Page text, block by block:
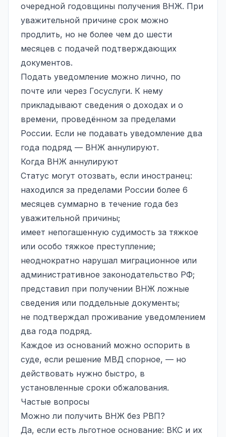
очередной годовщины получения ВНЖ. При
уважительной причине срок можно
продлить, но не более чем до шести
месяцев с подачей подтверждающих
документов.
Подать уведомление можно лично, по
почте или через Госуслуги. К нему
прикладывают сведения о доходах и о
времени, проведённом за пределами
России. Если не подавать уведомление два
года подряд — ВНЖ аннулируют.
Когда ВНЖ аннулируют
Статус могут отозвать, если иностранец:
находился за пределами России более 6
месяцев суммарно в течение года без
уважительной причины;
имеет непогашенную судимость за тяжкое
или особо тяжкое преступление;
неоднократно нарушал миграционное или
административное законодательство РФ;
представил при получении ВНЖ ложные
сведения или поддельные документы;
не подтверждал проживание уведомлением
два года подряд.
Каждое из оснований можно оспорить в
суде, если решение МВД спорное, — но
действовать нужно быстро, в
установленные сроки обжалования.
Частые вопросы
Можно ли получить ВНЖ без РВП?
Да, если есть льготное основание: ВКС и их